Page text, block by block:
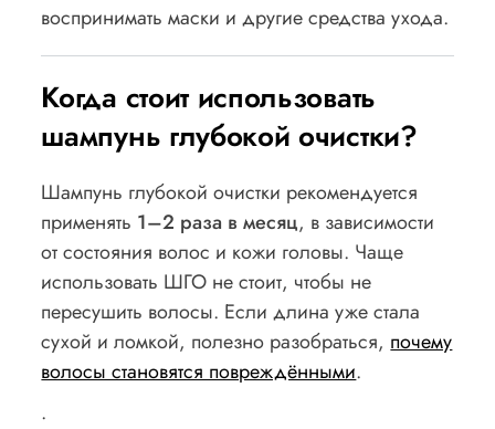
воспринимать маски и другие средства ухода.
Когда стоит использовать
шампунь глубокой очистки?
Шампунь глубокой очистки рекомендуется
применять 1–2 раза в месяц, в зависимости
от состояния волос и кожи головы. Чаще
использовать ШГО не стоит, чтобы не
пересушить волосы. Если длина уже стала
сухой и ломкой, полезно разобраться, почему
волосы становятся повреждёнными.
.